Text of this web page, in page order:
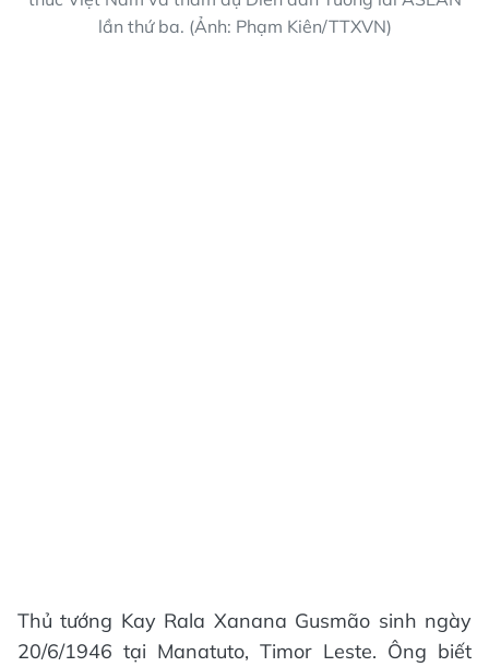
lần thứ ba. (Ảnh: Phạm Kiên/TTXVN)
Thủ tướng Kay Rala Xanana Gusmão sinh ngày
20/6/1946 tại Manatuto, Timor Leste. Ông biết